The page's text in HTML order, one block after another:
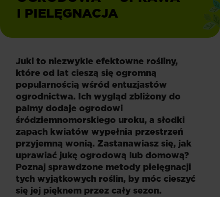
pielęgnacja
I PIELĘGNACJA
Juki to niezwykle efektowne rośliny,
które od lat cieszą się ogromną
popularnością wśród entuzjastów
ogrodnictwa. Ich wygląd zbliżony do
palmy dodaje ogrodowi
śródziemnomorskiego uroku, a słodki
zapach kwiatów wypełnia przestrzeń
przyjemną wonią. Zastanawiasz się, jak
uprawiać jukę ogrodową lub domową?
Poznaj sprawdzone metody pielęgnacji
tych wyjątkowych roślin, by móc cieszyć
się jej pięknem przez cały sezon.